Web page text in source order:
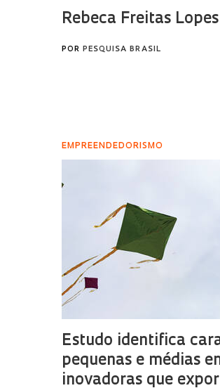
Rebeca Freitas Lopes
POR PESQUISA BRASIL
EMPREENDEDORISMO
Estudo identifica
pequenas e médias
inovadoras que